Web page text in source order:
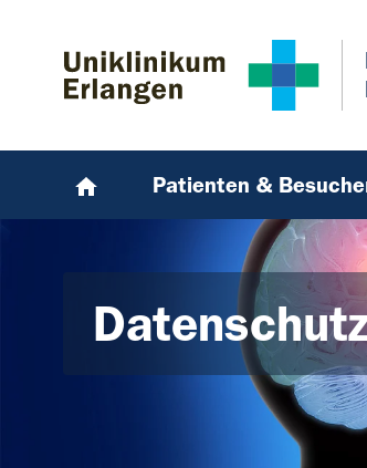
Patienten &